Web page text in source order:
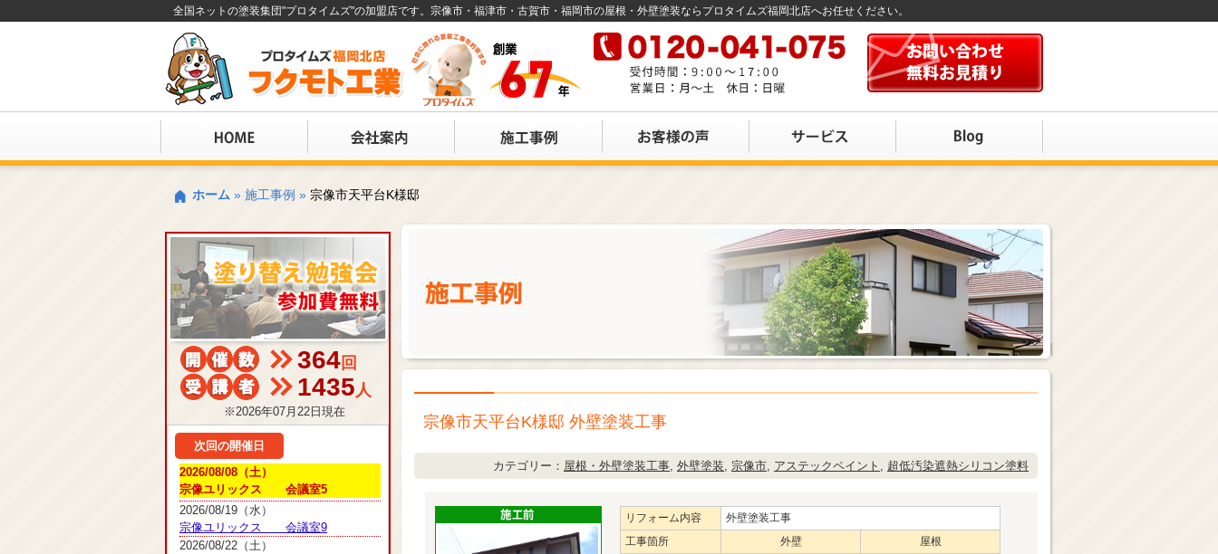
全国ネットの塗装集団"プロタイムズ"の加盟店です。宗像市・福津市・古賀市・福岡市の屋根・外壁塗装ならプロタイムズ福岡北店へお任せください。
ホーム » 施工事例 » 宗像市天平台K様邸
宗像市天平台K様邸 外壁塗装工事
カテゴリー： 屋根・外壁塗装工事, 外壁塗装, 宗像市, アステックペイント , 超低汚染遮熱シリコン塗料
リフォーム内容
外壁塗装工事
工事箇所
外壁 屋根
364回
1435人
※2026年07月22日現在
次回の開催日
2026/08/08（土）
宗像ユリックス 会議室5
2026/08/19（水）
宗像ユリックス 会議室9
2026/08/22（土）